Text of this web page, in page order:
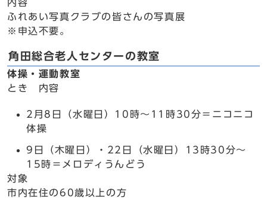
内容
ふれあい写真クラブの皆さんの写真展
※申込不要。
角田総合老人センターの教室
体操・運動教室
とき 内容
2月8日（水曜日）10時～11時30分＝ニコニコ
体操
9日（木曜日）・22日（水曜日）13時30分～
15時＝メロディうんどう
対象
市内在住の60歳以上の方